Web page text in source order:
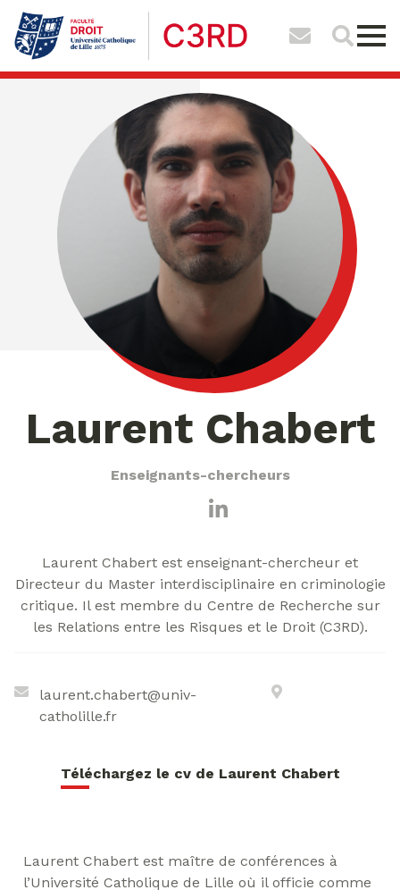
Laurent Chabert
Enseignants-chercheurs
Laurent Chabert est enseignant-chercheur et
Directeur du Master interdisciplinaire en criminologie
critique. Il est membre du Centre de Recherche sur
les Relations entre les Risques et le Droit (C3RD).
laurent.chabert@univ-
catholille.fr
Téléchargez le cv de Laurent Chabert
Laurent Chabert est maître de conférences à
l’Université Catholique de Lille où il officie comme